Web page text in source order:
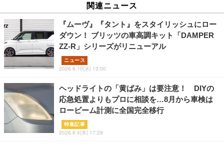
関連ニュース
『ムーヴ』『タント』をスタイリッシュにロー
ダウン！ ブリッツの車高調キット「DAMPER
ZZ-R」シリーズがリニューアル
ニュース
2026.6.10(水) 13:00
ヘッドライトの「黄ばみ」は要注意！ DIYの
応急処置よりもプロに相談を…8月から車検は
ロービーム計測に全国完全移行
特集記事
2026.6.4(木) 17:29